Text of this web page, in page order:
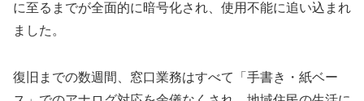
に至るまでが全面的に暗号化され、使用不能に追い込まれ
ました。
復旧までの数週間、窓口業務はすべて「手書き・紙ベー